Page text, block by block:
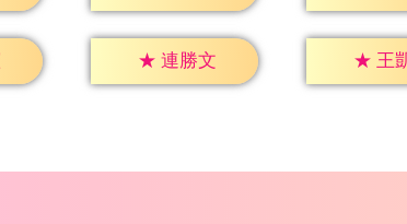
★ 連勝文 ★ 王